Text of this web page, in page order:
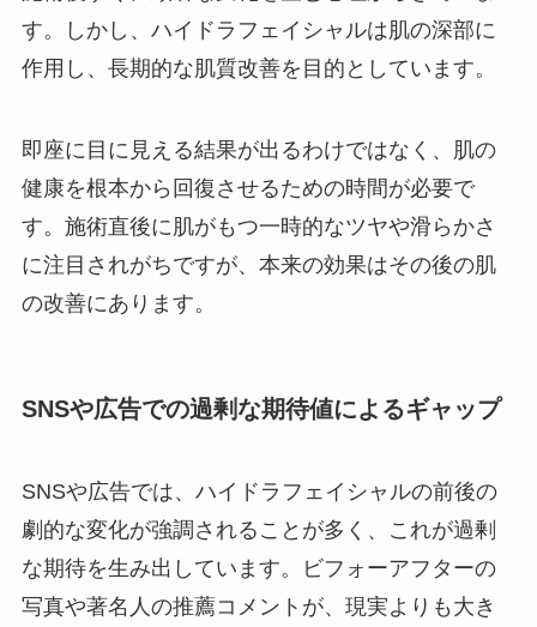
す。しかし、ハイドラフェイシャルは肌の深部に
作用し、長期的な肌質改善を目的としています。
即座に目に見える結果が出るわけではなく、肌の
健康を根本から回復させるための時間が必要で
す。施術直後に肌がもつ一時的なツヤや滑らかさ
に注目されがちですが、本来の効果はその後の肌
の改善にあります。
SNSや広告での過剰な期待値によるギャップ
SNSや広告では、ハイドラフェイシャルの前後の
劇的な変化が強調されることが多く、これが過剰
な期待を生み出しています。ビフォーアフターの
写真や著名人の推薦コメントが、現実よりも大き